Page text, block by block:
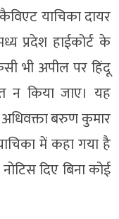
याचिका दायर
प्रदेश हाईकोर्ट के
भी अपील पर हिंदू
न किया जाए। यह
बरुण कुमार
में कहा गया है
दिए बिना कोई